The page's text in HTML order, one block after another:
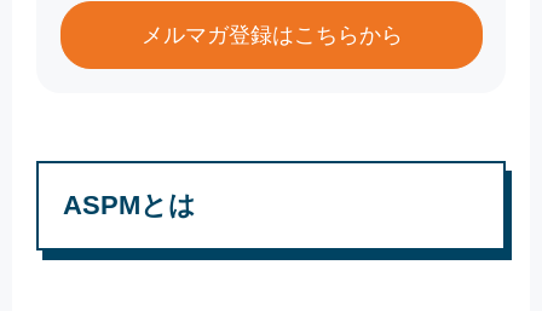
メルマガ登録はこちらから
ASPMとは